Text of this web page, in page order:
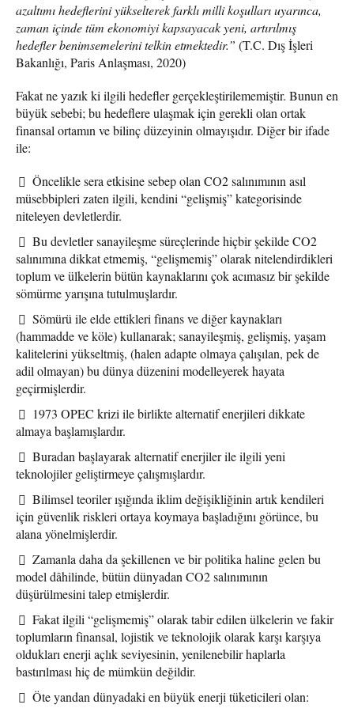
azaltımı hedeflerini yükselterek farklı milli koşulları uyarınca,
zaman içinde tüm ekonomiyi kapsayacak yeni, artırılmış
hedefler benimsemelerini telkin etmektedir.” (T.C. Dış İşleri
Bakanlığı, Paris Anlaşması, 2020)
Fakat ne yazık ki ilgili hedefler gerçekleştirilememiştir. Bunun en
büyük sebebi; bu hedeflere ulaşmak için gerekli olan ortak
finansal ortamın ve bilinç düzeyinin olmayışıdır. Diğer bir ifade
ile:
Öncelikle sera etkisine sebep olan CO2 salınımının asıl
müsebbipleri zaten ilgili, kendini “gelişmiş” kategorisinde
niteleyen devletlerdir.
Bu devletler sanayileşme süreçlerinde hiçbir şekilde CO2
salınımına dikkat etmemiş, “gelişmemiş” olarak nitelendirdikleri
toplum ve ülkelerin bütün kaynaklarını çok acımasız bir şekilde
sömürme yarışına tutulmuşlardır.
Sömürü ile elde ettikleri finans ve diğer kaynakları
(hammadde ve köle) kullanarak; sanayileşmiş, gelişmiş, yaşam
kalitelerini yükseltmiş, (halen adapte olmaya çalışılan, pek de
adil olmayan) bu dünya düzenini modelleyerek hayata
geçirmişlerdir.
1973 OPEC krizi ile birlikte alternatif enerjileri dikkate
almaya başlamışlardır.
Buradan başlayarak alternatif enerjiler ile ilgili yeni
teknolojiler geliştirmeye çalışmışlardır.
Bilimsel teoriler ışığında iklim değişikliğinin artık kendileri
için güvenlik riskleri ortaya koymaya başladığını görünce, bu
alana yönelmişlerdir.
Zamanla daha da şekillenen ve bir politika haline gelen bu
model dâhilinde, bütün dünyadan CO2 salınımının
düşürülmesini talep etmişlerdir.
Fakat ilgili “gelişmemiş” olarak tabir edilen ülkelerin ve fakir
toplumların finansal, lojistik ve teknolojik olarak karşı karşıya
oldukları enerji açlık seviyesinin, yenilenebilir haplarla
bastırılması hiç de mümkün değildir.
Öte yandan dünyadaki en büyük enerji tüketicileri olan: